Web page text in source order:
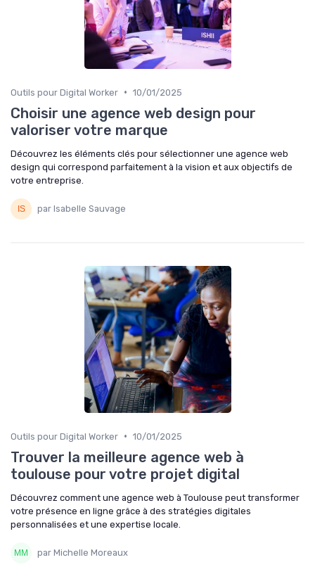
Outils pour Digital Worker • 10/01/2025
Choisir une agence web design pour
valoriser votre marque
Découvrez les éléments clés pour sélectionner une agence web
design qui correspond parfaitement à la vision et aux objectifs de
votre entreprise.
par Isabelle Sauvage
Outils pour Digital Worker • 10/01/2025
Trouver la meilleure agence web à
toulouse pour votre projet digital
Découvrez comment une agence web à Toulouse peut transformer
votre présence en ligne grâce à des stratégies digitales
personnalisées et une expertise locale.
par Michelle Moreaux